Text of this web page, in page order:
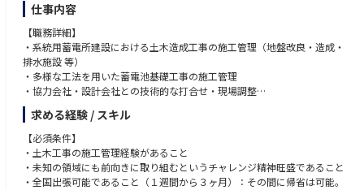
仕事内容
【職務詳細】
・系統用蓄電所建設における土木造成工事の施工管理（地盤改良・造成・
排水施設 等）
・多様な工法を用いた蓄電池基礎工事の施工管理
・協力会社・設計会社との技術的な打合せ・現場調整
・品質・安全・工程・原価・環境の総合管理
・施工計画の立案、施工図の確認、関連資料・報告書の作成
・現場課題の把握と、技術的な解決策の立案・実行
将来的には、現場をリードするポジションへのステップアップも見込めま
す
求める経験 / スキル
【必須条件】
・土木工事の施工管理経験があること
・未知の領域にも前向きに取り組むというチャレンジ精神旺盛であること
・全国出張可能であること（１週間から３ヶ月）：その間に帰省は可能。